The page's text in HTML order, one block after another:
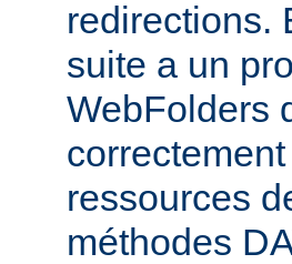
redirections.
suite a un
WebFolders
ressources
méthodes